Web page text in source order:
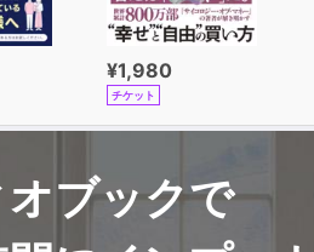
¥1,980
チケット
ブックで